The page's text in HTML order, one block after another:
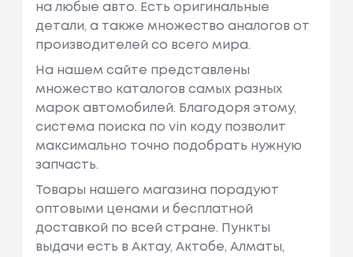
на любые авто. Есть оригинальные
детали, а также множество аналогов от
производителей со всего мира.
На нашем сайте представлены
множество каталогов самых разных
марок автомобилей. Благодоря этому,
система поиска по vin коду позволит
максимально точно подобрать нужную
запчасть.
Товары нашего магазина порадуют
оптовыми ценами и бесплатной
доставкой по всей стране. Пункты
выдачи есть в Актау, Актобе, Алматы,